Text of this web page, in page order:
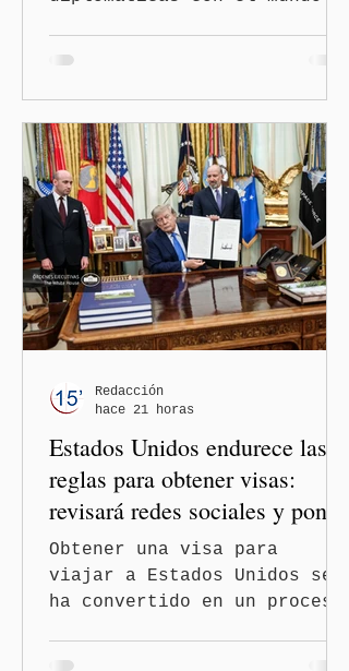
Sheinbaum Pardo anunció el
restablecimiento de las
relaciones diplomáticas
entre los gobiernos de
México y Perú. “Es
importante que más allá de
la orientación política de
los gobiernos —porque hay
orientaciones políticas de
los gobiernos, llegan por
— es importante que México
tenga relaciones
diplomáticas con el mu
Estados Unidos endurece las
reglas para obtener visas:
revisará redes sociales y pone
freno al Turismo de
Nacimiento
Obtener una visa para
viajar a Estados Unidos se
ha convertido en un proceso
Redacción
hace 21 horas